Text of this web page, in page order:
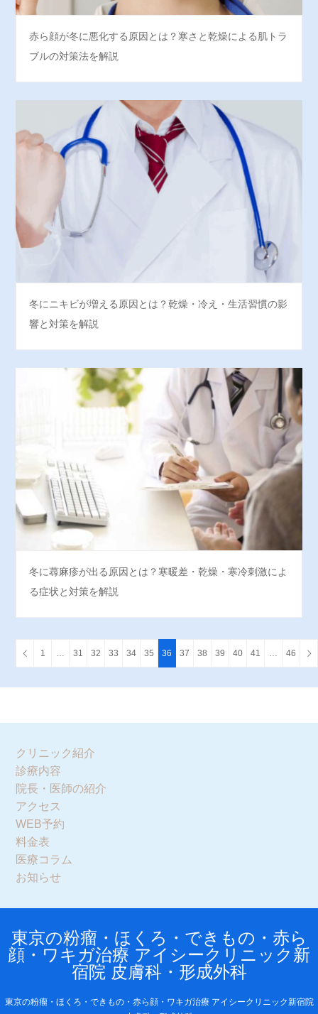
赤ら顔が冬に悪化する原因とは？寒さと乾燥による肌トラ
ブルの対策法を解説
冬にニキビが増える原因とは？乾燥・冷え・生活習慣の影
響と対策を解説
冬に蕁麻疹が出る原因とは？寒暖差・乾燥・寒冷刺激によ
る症状と対策を解説
1 … 31 32 33 34 35 36 37 38 39 40 41 … 46
クリニック紹介
診療内容
院長・医師の紹介
アクセス
WEB予約
料金表
医療コラム
お知らせ
東京の粉瘤・ほくろ・できもの・赤ら
顔・ワキガ治療 アイシークリニック新
宿院 皮膚科・形成外科
東京の粉瘤・ほくろ・できもの・赤ら顔・ワキガ治療 アイシークリニック新宿院